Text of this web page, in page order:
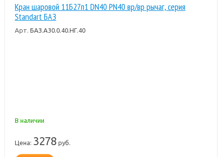
Кран шаровой 11Б27п1 DN40 PN40 вр/вр рычаг, серия
Standart БАЗ
Арт. БАЗ.А30.0.40.НГ.40
В наличии
Цена: 3278 руб.